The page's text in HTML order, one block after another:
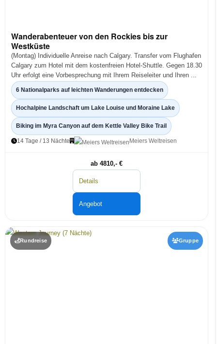
Wanderabenteuer von den Rockies bis zur
Westküste
(Montag) Individuelle Anreise nach Calgary. Transfer vom Flughafen
Calgary zum Hotel mit dem kostenfreien Hotel-Shuttle. Gegen 18.30
Uhr erfolgt eine Vorbesprechung mit Ihrem Reiseleiter und Ihren ...
6 Nationalparks auf leichten Wanderungen entdecken
Hochalpine Landschaft um Lake Louise und Moraine Lake
Biking im Myra Canyon auf dem Kettle Valley Bike Trail
14 Tage / 13 Nächte Meiers Weltreisen
ab 4810,- €
Details
Angebot
Rundreise Gruppe